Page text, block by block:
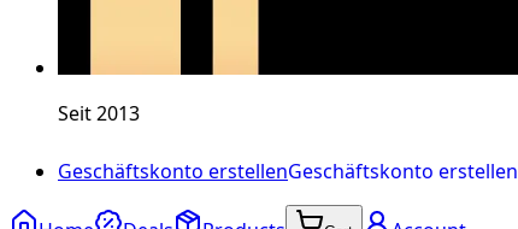
Seit 2013
Geschäftskonto erstellenGeschäftskonto erstellen